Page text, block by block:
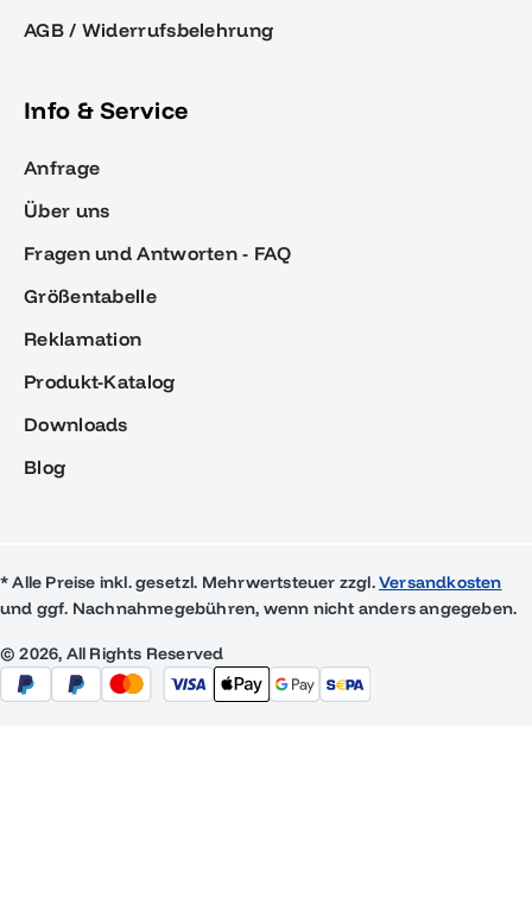
AGB / Widerrufsbelehrung
Info & Service
Anfrage
Über uns
Fragen und Antworten - FAQ
Größentabelle
Reklamation
Produkt-Katalog
Downloads
Blog
* Alle Preise inkl. gesetzl. Mehrwertsteuer zzgl.Versandkosten
und ggf. Nachnahmegebühren, wenn nicht anders angegeben.
© 2026, All Rights Reserved